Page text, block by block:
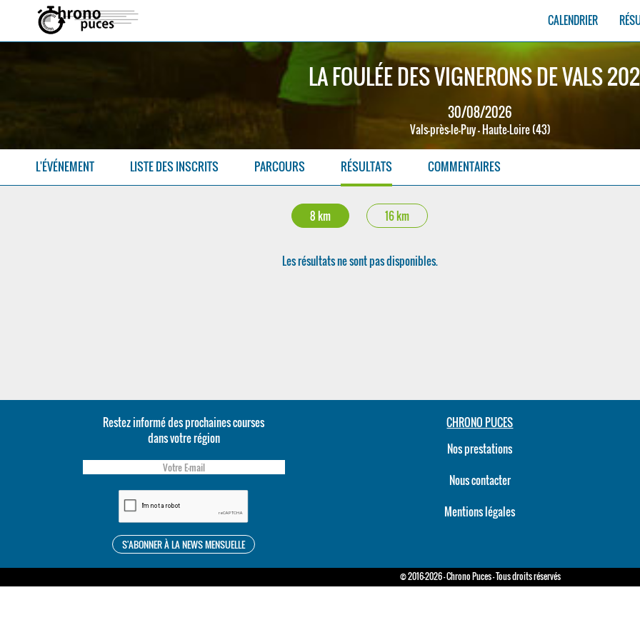
CALENDRIER
LA FOULÉE DES VIGNERONS DE VALS
30/08/2026
Vals-près-le-Puy - Haute-Loire (43)
L'ÉVÉNEMENT LISTE DES INSCRITS PARCOURS RÉSULTATS COMMENTAIRES
8 km 16 km
Les résultats ne sont pas disponibles.
Restez informé des prochaines courses
dans votre région
CHRONO PUCES
Nos prestations
Nous contacter
Mentions légales
© 2016-2026 - Chrono Puces - Tous droits réservés